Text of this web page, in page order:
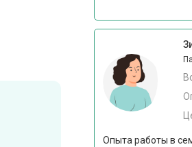
Опыта работы в